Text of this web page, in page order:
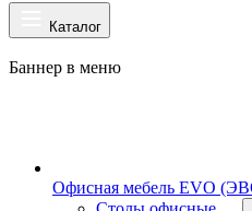
Каталог
Баннер в меню
Офисная мебель EVO